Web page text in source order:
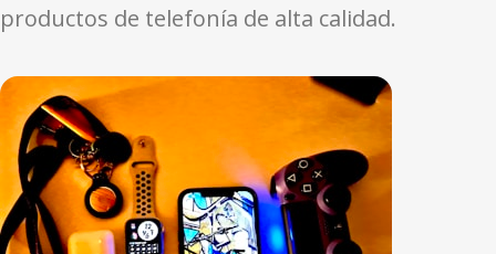
productos de telefonía de alta calidad.